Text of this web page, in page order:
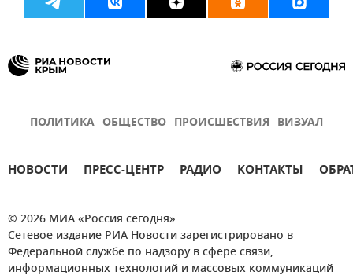
ПОЛИТИКА ОБЩЕСТВО ПРОИСШЕСТВИЯ ВИЗУАЛ
НОВОСТИ ПРЕСС-ЦЕНТР РАДИО КОНТАКТЫ
© 2026 МИА «Россия сегодня»
Сетевое издание РИА Новости зарегистрировано в
Федеральной службе по надзору в сфере связи,
информационных технологий и массовых коммуникаций